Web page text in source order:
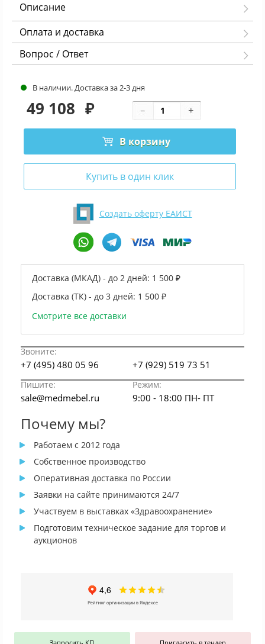
Описание
Оплата и доставка
Вопрос / Ответ
В наличии. Доставка за 2-3 дня
49 108 ₽
В корзину
Купить в один клик
Создать оферту ЕАИСТ
Доставка (МКАД) - до 2 дней: 1 500 ₽
Доставка (ТК) - до 3 дней: 1 500 ₽
Смотрите все доставки
Звоните:
+7 (495) 480 05 96 +7 (929) 519 73 51
Пишите: Режим:
sale@medmebel.ru 9:00 - 18:00 ПН- ПТ
Почему мы?
Работаем с 2012 года
Собственное производство
Оперативная доставка по России
Заявки на сайте принимаются 24/7
Участвуем в выставках «Здравоохранение»
Подготовим техническое задание для торгов и
аукционов